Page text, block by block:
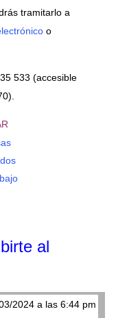
tramitarlo a
o
533 (accesible
al
2024 a las 6:44 pm